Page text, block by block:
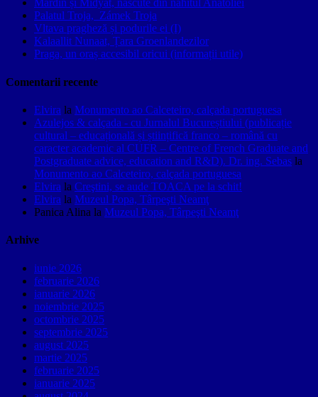
Mardin și Midyat, născute din nahitul Anatoliei
Palatul Troja, Zámek Troja
Vltava pragheză și podurile ei (I)
Kalaallit Nunaat, Țara Groenlandezilor
Praga, un oraș accesibil oricui (informații utile)
Comentarii recente
Elvira la Monumento ao Calceteiro, calçada portuguesa
Azulejos & calçada - cu Jurnalul Bucureștiului (publicație
cultural – educațională și științifică franco – română cu
caracter academic al CUFR – Centre of French Graduate and
Postgraduate advice, education and R&D). Dr. ing. Sebas la
Monumento ao Calceteiro, calçada portuguesa
Elvira la Creştini, se aude TOACA pe la schit!
Elvira la Muzeul Popa, Târpeşti Neamţ
Panica Alina la Muzeul Popa, Târpeşti Neamţ
Arhive
iunie 2026
februarie 2026
ianuarie 2026
noiembrie 2025
octombrie 2025
septembrie 2025
august 2025
martie 2025
februarie 2025
ianuarie 2025